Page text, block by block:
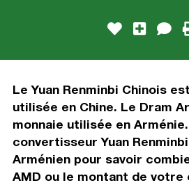
Le Yuan Renminbi Chinois
utilisée en Chine. Le Dram
monnaie utilisée en
convertisseur Yuan
Arménien pour savoir
AMD ou le montant de votre